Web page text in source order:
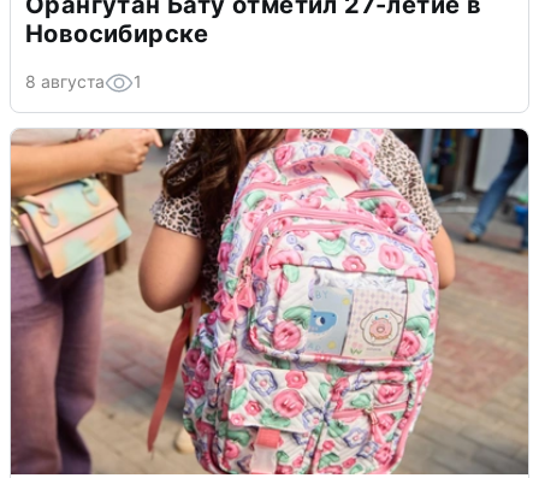
Новосибирске
8 августа 1